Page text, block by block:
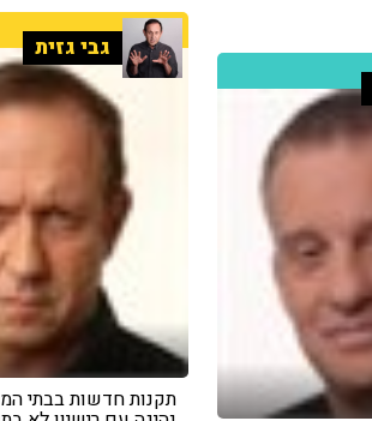
גבי גזית
תקנות חדשות בבתי